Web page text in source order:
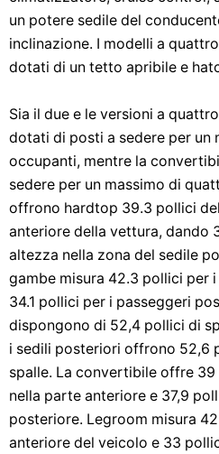
un potere sedile del
inclinazione. I modelli a
dotati di un tetto apribile e
Sia il due e le versioni a
dotati di posti a sedere per un
occupanti, mentre la
sedere per un massimo di
offrono hardtop 39.3 pollici
anteriore della vettura, dando
altezza nella zona del sedile
gambe misura 42.3 pollici per
34.1 pollici per i passeggeri
dispongono di 52,4 pollici di
i sedili posteriori offrono 52,6
spalle. La convertibile offre
nella parte anteriore e 37,9
posteriore. Legroom misura
anteriore del veicolo e 33